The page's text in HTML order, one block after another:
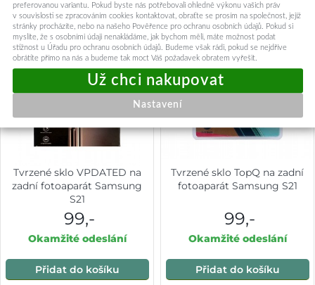
Tvrzené sklo VPDATED na
zadní fotoaparát Samsung
S21
99,-
Okamžité odeslání
Přidat do košíku
Tvrzené sklo TopQ na zadní
fotoaparát Samsung S21
99,-
Okamžité odeslání
Přidat do košíku
preferovanou variantu. Pokud byste nás potřebovali ohledně výkonu vašich práv
v souvislosti se zpracováním cookies kontaktovat, obraťte se prosím na společnost, jejíž
stránky procházíte, nebo na našeho Pověřence pro ochranu osobních údajů. Pokud si
myslíte, že s osobními údaji nenakládáme, jak bychom měli, máte možnost podat
stížnost u Úřadu pro ochranu osobních údajů. Budeme však rádi, pokud se nejdříve
obrátíte přímo na nás a budeme tak moct Váš požadavek obratem vyřešit.
Nastavení